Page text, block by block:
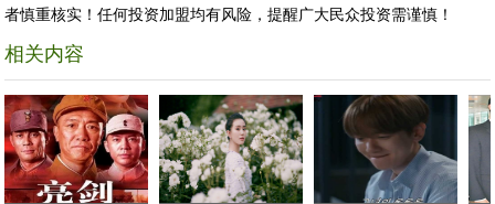
者慎重核实！任何投资加盟均有风险，提醒广大民众投资需谨慎！
相关内容